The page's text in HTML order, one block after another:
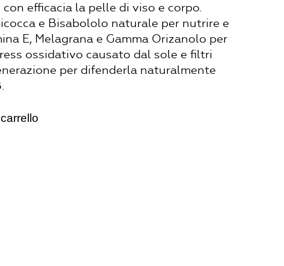
efficacia la pelle di viso e corpo.
e Bisabololo naturale per nutrire e
E, Melagrana e Gamma Orizanolo per
ossidativo causato dal sole e filtri
per difenderla naturalmente